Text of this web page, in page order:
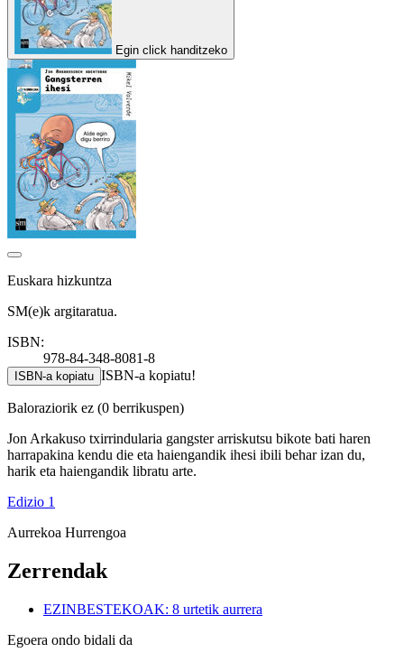
Egin click handitzeko
Euskara hizkuntza
SM(e)k argitaratua.
ISBN:
978-84-348-8081-8
ISBN-a kopiatu ISBN-a kopiatu!
Baloraziorik ez (0 berrikuspen)
Jon Arkakuso txirrindularia gangster arriskutsu bikote bati haren
harrapakina kendu die eta haiengandik ihesi ibili behar izan du,
harik eta haiengandik libratu arte.
Edizio 1
Aurrekoa Hurrengoa
Zerrendak
EZINBESTEKOAK: 8 urtetik aurrera
Egoera ondo bidali da